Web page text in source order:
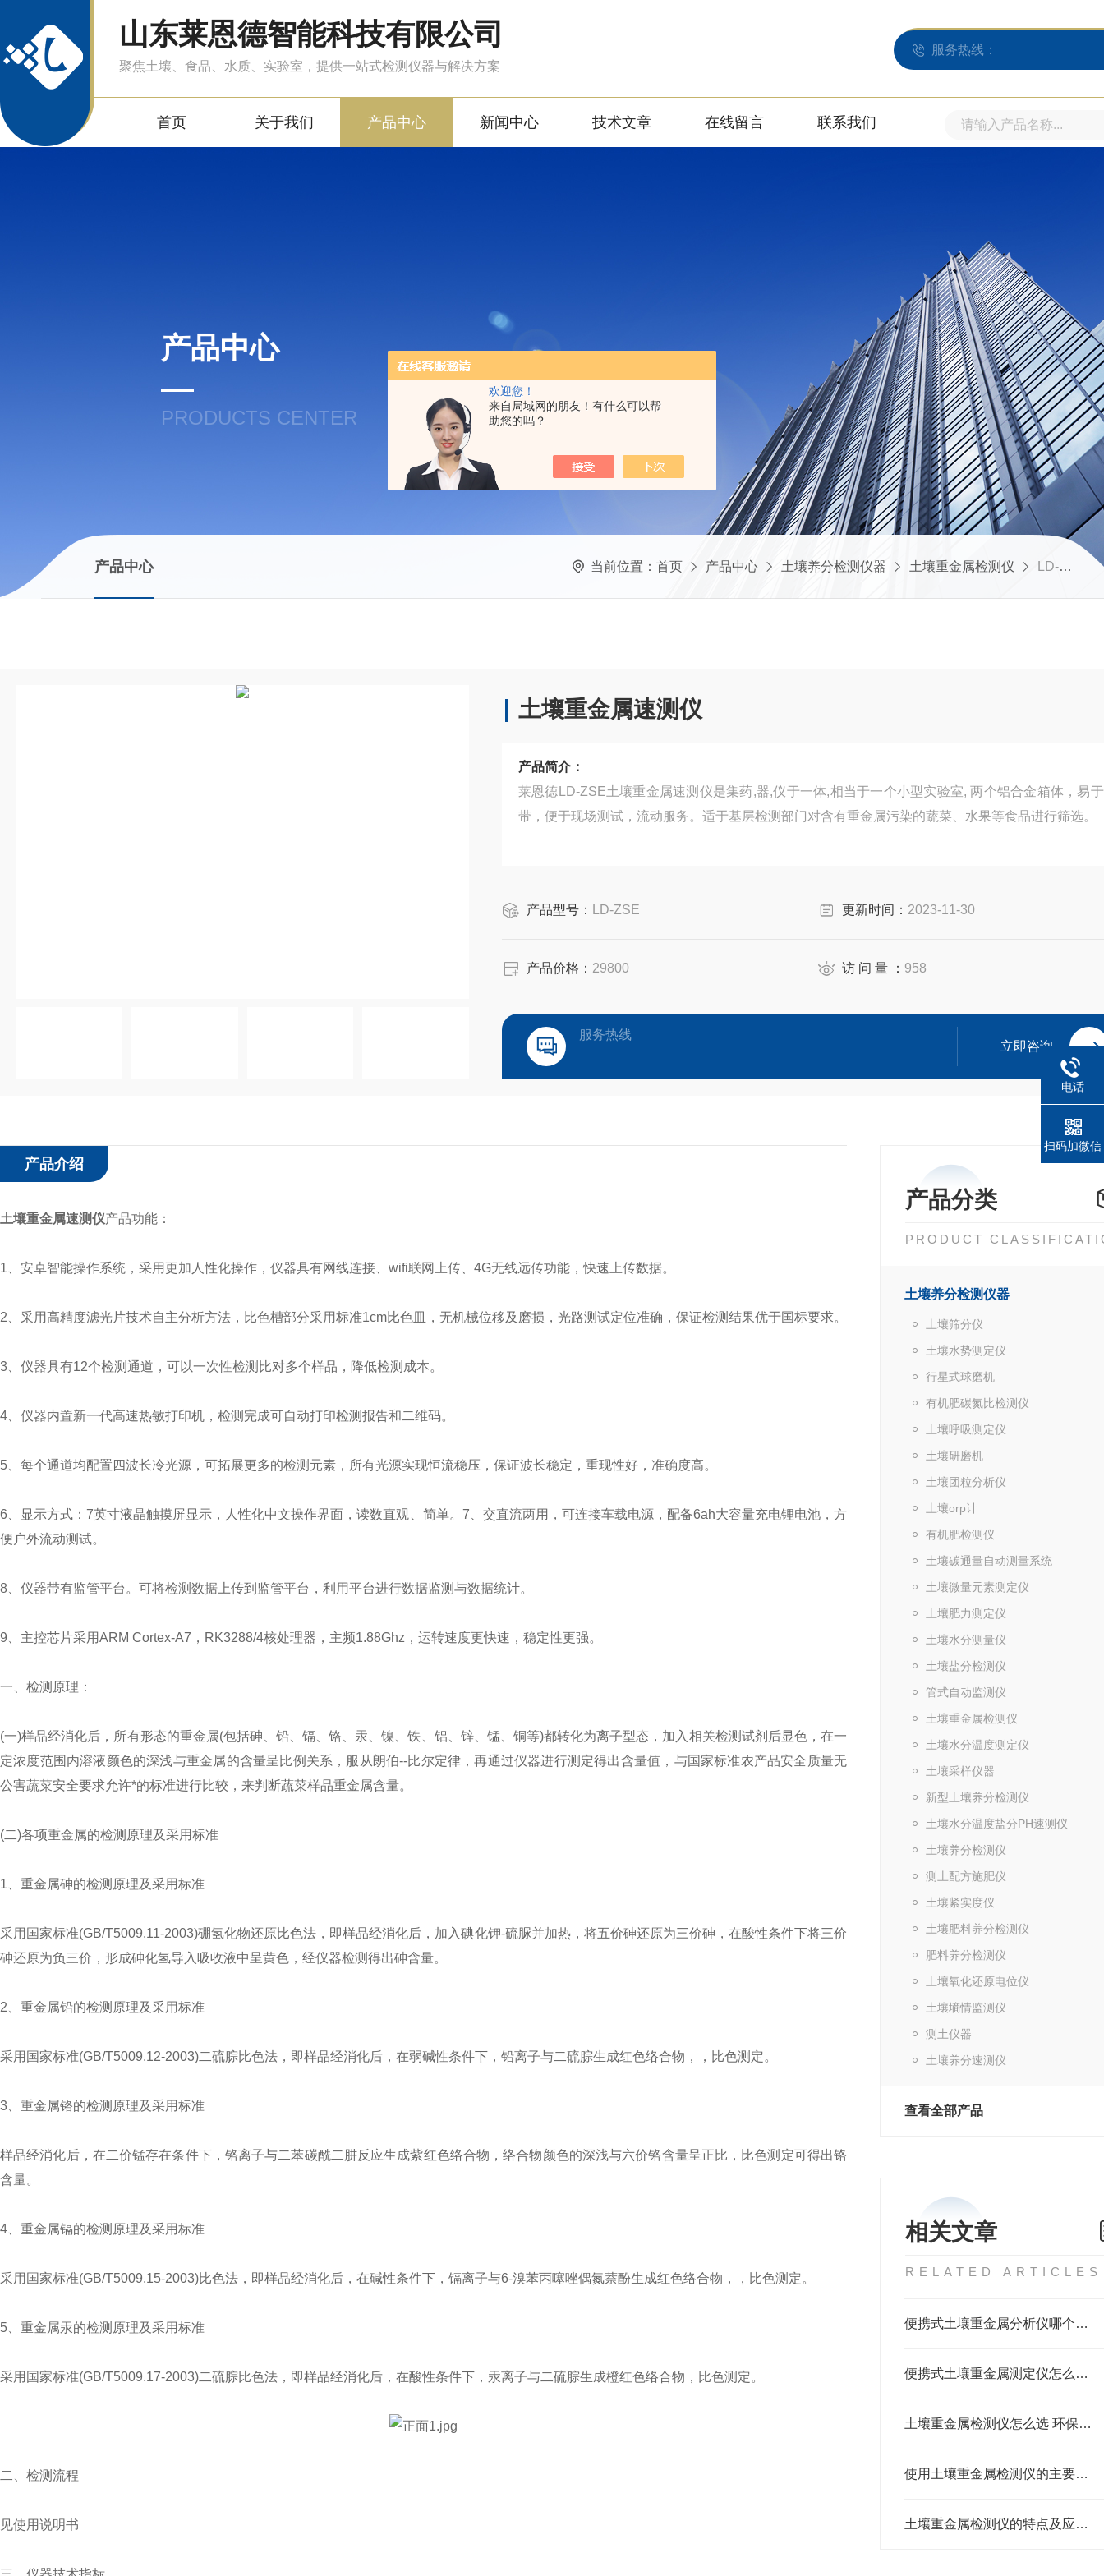
欢迎您！
来自局域网的朋友！有什么可以帮
助您的吗？
山东莱恩德智能科技有限公司
聚焦土壤、食品、水质、实验室，提供一站式检测仪器与解决方案
服务热线：
首页 关于我们 产品中心 新闻中心 技术文章 在线留言 联系我们
产品中心
PRODUCTS CENTER
产品中心 当前位置： 首页 产品中心 土壤养分检测仪器 土壤重金属检测仪 LD-ZSE土壤重金属速测仪
土壤重金属速测仪
产品简介：
莱恩德LD-ZSE土壤重金属速测仪是集药,器,仪于一体,相当于一个小型实验室, 两个铝合金箱体，易
带，便于现场测试，流动服务。适于基层检测部门对含有重金属污染的蔬菜、水果等食品进行筛选。
产品型号： LD-ZSE 更新时间： 2023-11-30
产品价格： 29800 访 问 量 ： 958
服务热线
立即咨询
产品分类
PRODUCT
土壤养分检测仪器
土壤筛分仪
土壤水势测定仪
行星式球磨机
有机肥碳氮比检测仪
土壤呼吸测定仪
土壤研磨机
土壤团粒分析仪
土壤orp计
有机肥检测仪
土壤碳通量自动测量系统
土壤微量元素测定仪
土壤肥力测定仪
土壤水分测量仪
土壤盐分检测仪
管式自动监测仪
土壤重金属检测仪
土壤水分温度测定仪
土壤采样仪器
新型土壤养分检测仪
土壤水分温度盐分PH速测仪
土壤养分检测仪
测土配方施肥仪
土壤紧实度仪
土壤肥料养分检测仪
肥料养分检测仪
土壤氧化还原电位仪
土壤墒情监测仪
测土仪器
土壤养分速测仪
查看全部产品
相关文章
RELATED ARTICLES
便携式土壤重金属分析仪哪个品牌好？莱恩德和国内外厂家实测对比
便携式土壤重金属测定仪怎么选 看准这几款性价比高的型号
土壤重金属检测仪怎么选 环保合规和修复企业必看选购指南
使用土壤重金属检测仪的主要原因
土壤重金属检测仪的特点及应用领域
产品介绍
土壤重金属速测仪产品功能：
1、安卓智能操作系统，采用更加人性化操作，仪器具有网线连接、wifi联网上传、4G无线远传功能，快速上传数据。
2、采用高精度滤光片技术自主分析方法，比色槽部分采用标准1cm比色皿，无机械位移及磨损，光路测试定位准确，保证检测结果优于国标要求。
3、仪器具有12个检测通道，可以一次性检测比对多个样品，降低检测成本。
4、仪器内置新一代高速热敏打印机，检测完成可自动打印检测报告和二维码。
5、每个通道均配置四波长冷光源，可拓展更多的检测元素，所有光源实现恒流稳压，保证波长稳定，重现性好，准确度高。
6、显示方式：7英寸液晶触摸屏显示，人性化中文操作界面，读数直观、简单。7、交直流两用，可连接车载电源，配备6ah大容量充电锂电池，方
便户外流动测试。
8、仪器带有监管平台。可将检测数据上传到监管平台，利用平台进行数据监测与数据统计。
9、主控芯片采用ARM Cortex-A7，RK3288/4核处理器，主频1.88Ghz，运转速度更快速，稳定性更强。
一、检测原理：
(一)样品经消化后，所有形态的重金属(包括砷、铅、镉、铬、汞、镍、铁、铝、锌、锰、铜等)都转化为离子型态，加入相关检测试剂后显色，在一
定浓度范围内溶液颜色的深浅与重金属的含量呈比例关系，服从朗伯--比尔定律，再通过仪器进行测定得出含量值，与国家标准农产品安全质量无
公害蔬菜安全要求允许*的标准进行比较，来判断蔬菜样品重金属含量。
(二)各项重金属的检测原理及采用标准
1、重金属砷的检测原理及采用标准
采用国家标准(GB/T5009.11-2003)硼氢化物还原比色法，即样品经消化后，加入碘化钾-硫脲并加热，将五价砷还原为三价砷，在酸性条件下将三价
砷还原为负三价，形成砷化氢导入吸收液中呈黄色，经仪器检测得出砷含量。
2、重金属铅的检测原理及采用标准
采用国家标准(GB/T5009.12-2003)二硫腙比色法，即样品经消化后，在弱碱性条件下，铅离子与二硫腙生成红色络合物，，比色测定。
3、重金属铬的检测原理及采用标准
样品经消化后，在二价锰存在条件下，铬离子与二苯碳酰二肼反应生成紫红色络合物，络合物颜色的深浅与六价铬含量呈正比，比色测定可得出铬
含量。
4、重金属镉的检测原理及采用标准
采用国家标准(GB/T5009.15-2003)比色法，即样品经消化后，在碱性条件下，镉离子与6-溴苯丙噻唑偶氮萘酚生成红色络合物，，比色测定。
5、重金属汞的检测原理及采用标准
采用国家标准(GB/T5009.17-2003)二硫腙比色法，即样品经消化后，在酸性条件下，汞离子与二硫腙生成橙红色络合物，比色测定。
二、检测流程
见使用说明书
电话
扫码加微信